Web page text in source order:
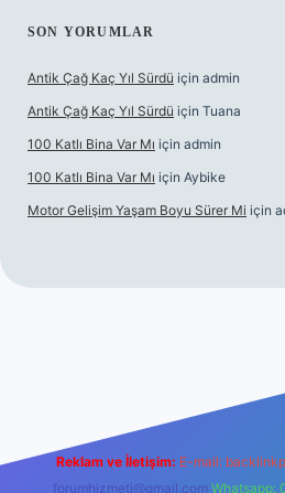
SON YORUMLAR
Antik Çağ Kaç Yıl Sürdü için admin
Antik Çağ Kaç Yıl Sürdü için Tuana
100 Katlı Bina Var Mı için admin
100 Katlı Bina Var Mı için Aybike
Motor Gelişim Yaşam Boyu Sürer Mi için
Reklam ve İletişim: E-mail:
forumhizmeti@gmail.com Whatsapp: